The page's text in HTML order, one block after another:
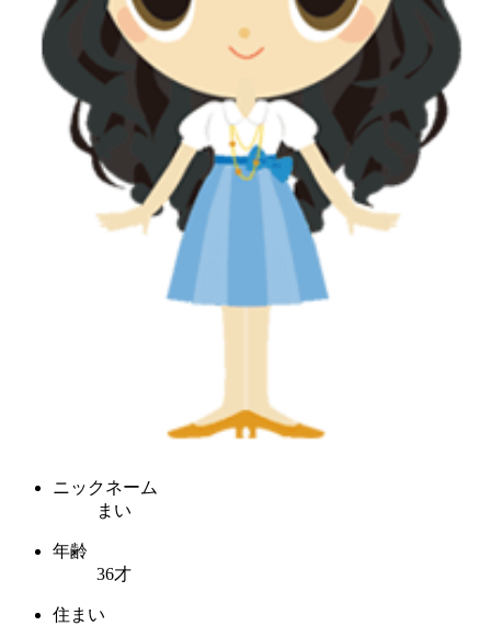
ニックネーム
まい
年齢
36才
住まい